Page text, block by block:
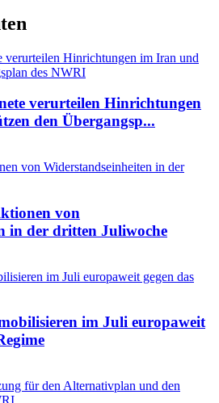
verurteilen Hinrichtungen
den Übergangsp...
von
in der dritten Juliwoche
im Juli europaweit